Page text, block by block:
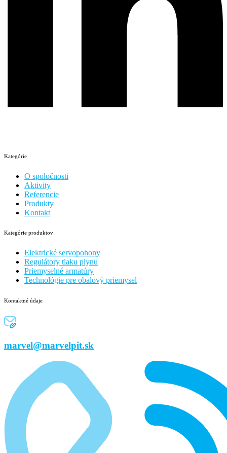
Kategórie
O spoločnosti
Aktivity
Referencie
Produkty
Kontakt
Kategórie produktov
Elektrické servopohony
Regulátory tlaku plynu
Priemyselné armatúry
Technológie pre obalový priemysel
Kontaktné údaje
marvel@marvelpit.sk